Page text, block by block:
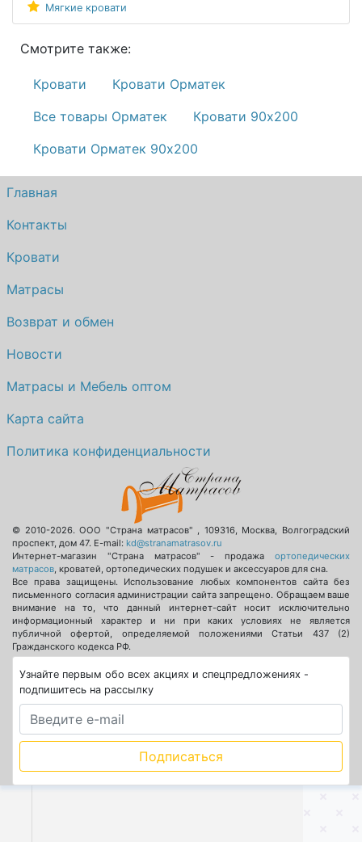
Мягкие кровати
Смотрите также:
Кровати
Кровати Орматек
Все товары Орматек
Кровати 90х200
Кровати Орматек 90х200
Главная
Контакты
Кровати
Матрасы
Возврат и обмен
Новости
Матрасы и Мебель оптом
Карта сайта
Политика конфиденциальности
© 2010-2026.ООО "Страна матрасов" 109316, Москва
Волгоградский
проспект, дом 47. E-mail: kd@stranamatrasov.ru
Интернет-магазин "Страна матрасов" - продажа ортопедических
матрасов , кроватей, ортопедических подушек и аксессуаров для сна.
Все права защищены. Использование любых компонентов сайта без
письменного согласия администрации сайта запрещено. Обращаем ваше
внимание на то, что данный интернет-сайт носит исключительно
информационный характер и ни при каких условиях не является
публичной офертой, определяемой положениями Статьи 437 (2)
Гражданского кодекса РФ.
Узнайте первым обо всех акциях и спецпредложениях -
подпишитесь на рассылку